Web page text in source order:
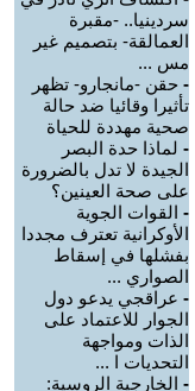
سردينيا.. -مقبرة
العمالقة- بتصميم غير
مس ...
- حقن -مانجارو- تظهر
تأثيرا وقائيا ضد حالة
صحية مهددة للحياة
- لماذا حدة البصر
الجيدة لا تدل بالضرورة
على صحة العينين؟
- القوات الجوية
الأوكرانية تعترف مجددا
بفشلها في إسقاط
الصواري ...
- عراقجي يدعو دول
الجوار للاعتماد على
الذات ومواجهة
التحديات ا ...
- الخارجية الروسية: